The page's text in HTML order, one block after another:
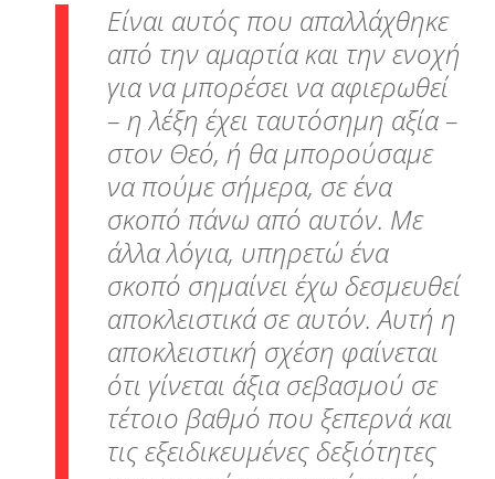
Είναι αυτός που απαλλάχθηκε
από την αμαρτία και την ενοχή
για να μπορέσει να αφιερωθεί
– η λέξη έχει ταυτόσημη αξία –
στον Θεό, ή θα μπορούσαμε
να πούμε σήμερα, σε ένα
σκοπό πάνω από αυτόν. Με
άλλα λόγια, υπηρετώ ένα
σκοπό σημαίνει έχω δεσμευθεί
αποκλειστικά σε αυτόν. Αυτή η
αποκλειστική σχέση φαίνεται
ότι γίνεται άξια σεβασμού σε
τέτοιο βαθμό που ξεπερνά και
τις εξειδικευμένες δεξιότητες